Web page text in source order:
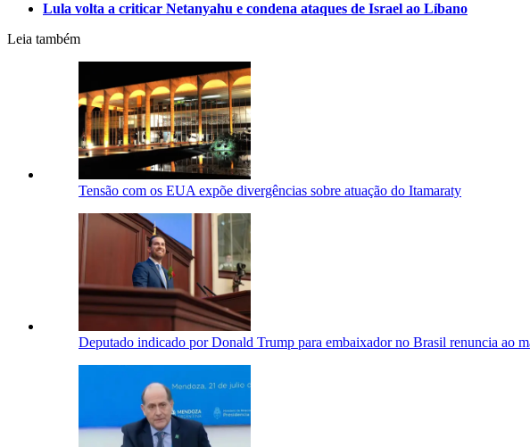
Lula volta a criticar Netanyahu e condena ataques de Israel ao Líbano
Leia também
Tensão com os EUA expõe divergências sobre atuação do Itamaraty
Deputado indicado por Donald Trump para embaixador no Brasil renuncia ao